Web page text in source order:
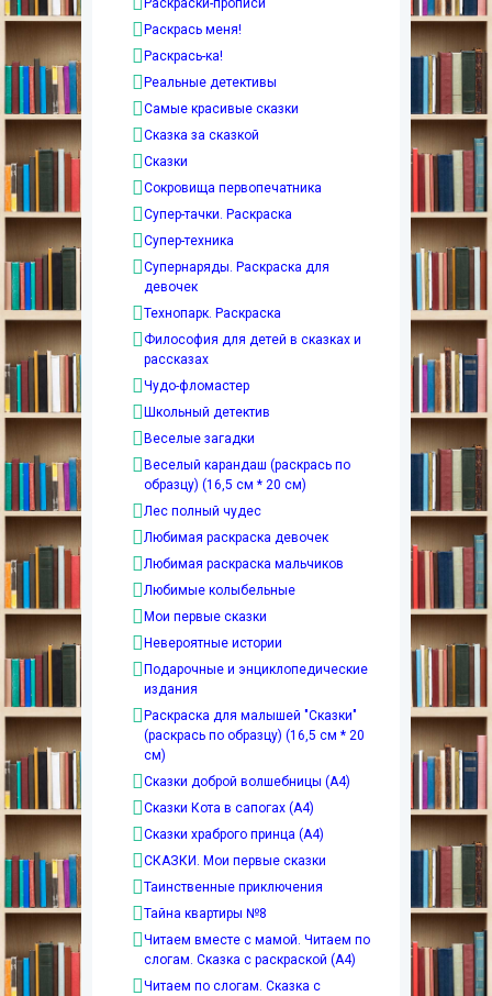
Раскраски-прописи
Раскрась меня!
Раскрась-ка!
Реальные детективы
Самые красивые сказки
Сказка за сказкой
Сказки
Сокровища первопечатника
Супер-тачки. Раскраска
Супер-техника
Супернаряды. Раскраска для
девочек
Технопарк. Раскраска
Философия для детей в сказках и
рассказах
Чудо-фломастер
Школьный детектив
Веселые загадки
Веселый карандаш (раскрась по
образцу) (16,5 см * 20 см)
Лес полный чудес
Любимая раскраска девочек
Любимая раскраска мальчиков
Любимые колыбельные
Мои первые сказки
Невероятные истории
Подарочные и энциклопедические
издания
Раскраска для малышей "Сказки"
(раскрась по образцу) (16,5 см * 20
см)
Сказки доброй волшебницы (А4)
Сказки Кота в сапогах (А4)
Сказки храброго принца (А4)
СКАЗКИ. Мои первые сказки
Таинственные приключения
Тайна квартиры №8
Читаем вместе с мамой. Читаем по
слогам. Сказка с раскраской (А4)
Читаем по слогам. Сказка с